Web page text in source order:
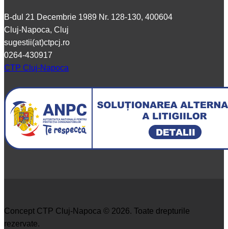
B-dul 21 Decembrie 1989 Nr. 128-130, 400604
Cluj-Napoca, Cluj
sugestii(at)ctpcj.ro
0264-430917
CTP Cluj-Napoca
Concept CTP Cluj-Napoca © 2026. Toate drepturile
rezervate.